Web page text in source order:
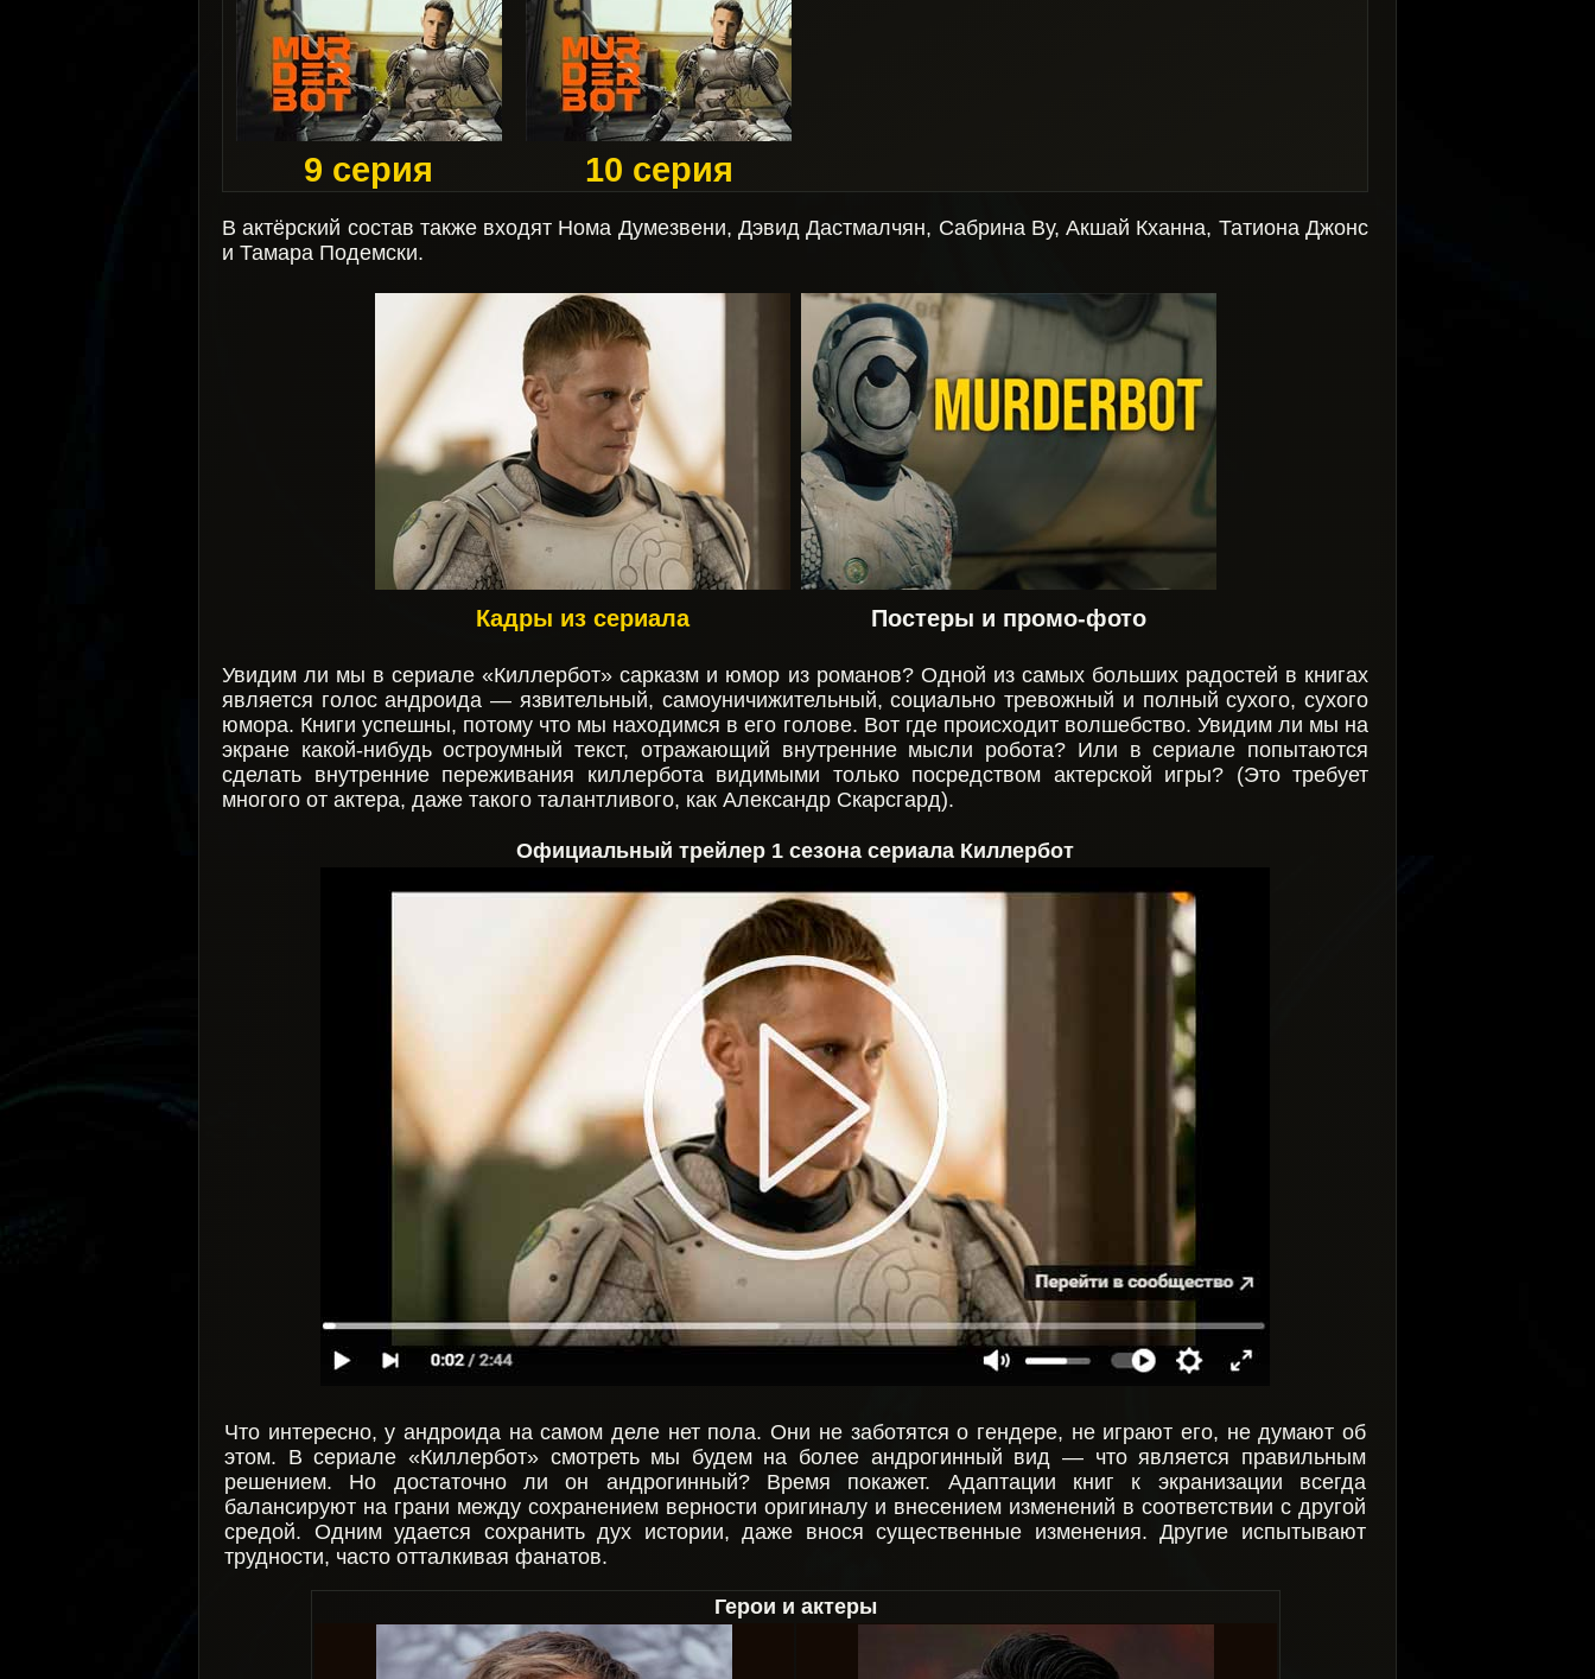
9 серия 10 серия
В актёрский состав также входят Нома Думезвени, Дэвид Дастмалчян, Сабрина Ву, Акшай Кханна, Татиона Джонс
и Тамара Подемски.
Кадры из сериала Постеры и промо-фото
Увидим ли мы в сериале «Киллербот» сарказм и юмор из романов? Одной из самых больших радостей в книгах
является голос андроида — язвительный, самоуничижительный, социально тревожный и полный сухого, сухого
юмора. Книги успешны, потому что мы находимся в его голове. Вот где происходит волшебство. Увидим ли мы на
экране какой-нибудь остроумный текст, отражающий внутренние мысли робота? Или в сериале попытаются
сделать внутренние переживания киллербота видимыми только посредством актерской игры? (Это требует
многого от актера, даже такого талантливого, как Александр Скарсгард).
Официальный трейлер 1 сезона сериала Киллербот
Что интересно, у андроида на самом деле нет пола. Они не заботятся о гендере, не играют его, не думают об
этом. В сериале «Киллербот» смотреть мы будем на более андрогинный вид — что является правильным
решением. Но достаточно ли он андрогинный? Время покажет. Адаптации книг к экранизации всегда
балансируют на грани между сохранением верности оригиналу и внесением изменений в соответствии с другой
средой. Одним удается сохранить дух истории, даже внося существенные изменения. Другие испытывают
трудности, часто отталкивая фанатов.
Герои и актеры